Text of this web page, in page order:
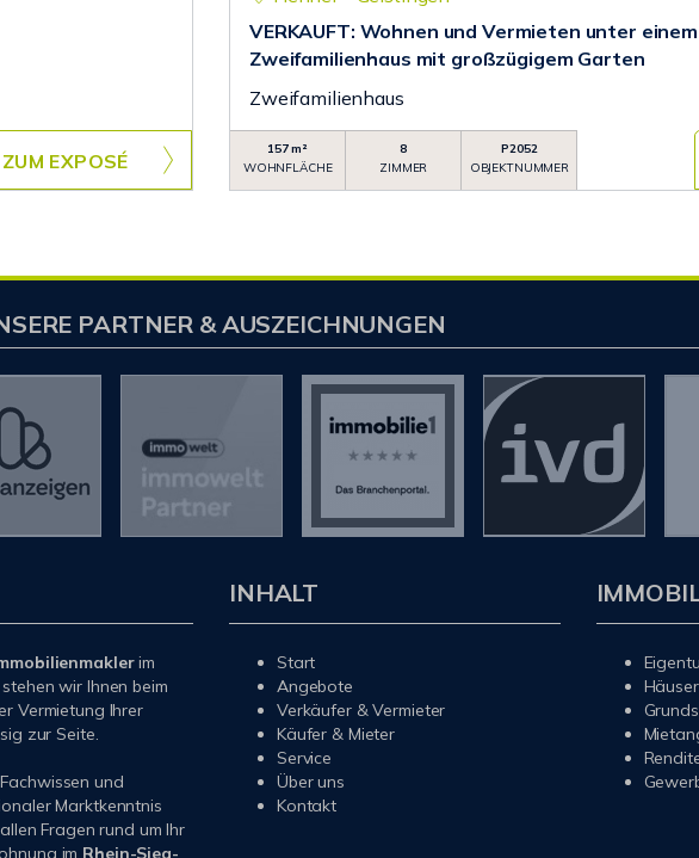
ZUM EXPOSÉ
VERKAUFT: Wohnen und Vermieten unter
Zweifamilienhaus mit großzügigem Garten
Zweifamilienhaus
157 m²
WOHNFLÄCHE
8
ZIMMER
P2052
OBJEKTNUMMER
PARTNER & AUSZEICHNUNGEN
im
stehen wir Ihnen beim
Vermietung Ihrer
zur Seite.
und
Marktkenntnis
Fragen rund um Ihr
im Rhein-Sieg-
INHALT
Start
Angebote
Verkäufer & Vermieter
Käufer & Mieter
Service
Über uns
Kontakt